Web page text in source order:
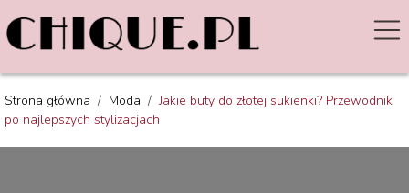
Strona główna / Moda /Jakie buty do złotej sukienki? Przewodnik
po najlepszych stylizacjach